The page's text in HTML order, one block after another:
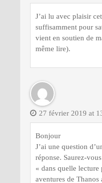
J’ai lu avec plaisir
suffisamment pour
vient en soutien de
même lire).
27 février 2019 at
Bonjour
J’ai une question
réponse. Saurez-
« dans quelle lecture
aventures de